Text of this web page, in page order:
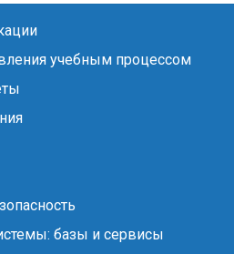
учебным процессом
базы и сервисы